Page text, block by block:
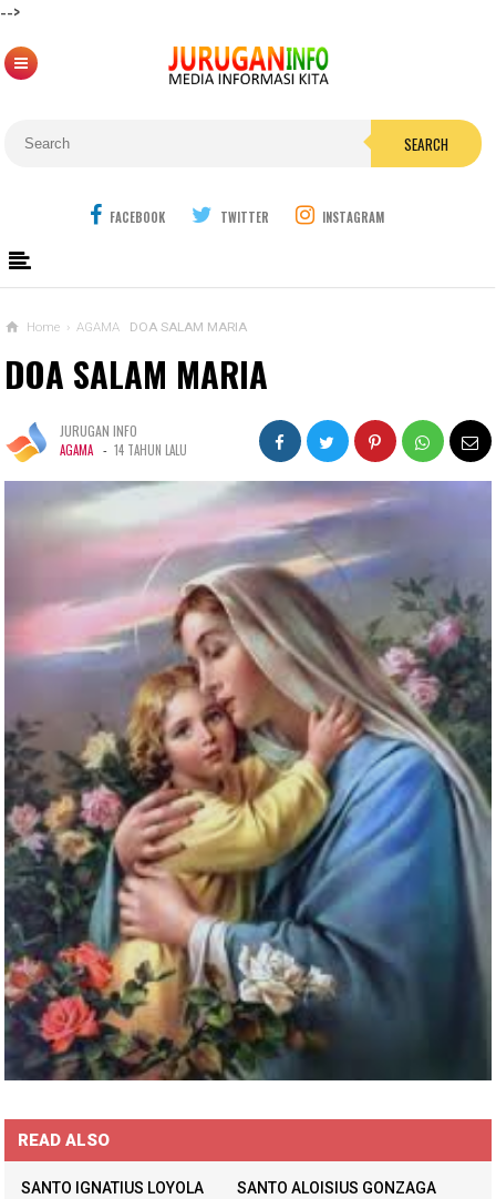
-->
SEARCH
FACEBOOK TWITTER INSTAGRAM
Home › AGAMA DOA SALAM MARIA
DOA SALAM MARIA
JURUGAN INFO
AGAMA - 14 TAHUN LALU
READ ALSO
SANTO IGNATIUS LOYOLA SANTO ALOISIUS GONZAGA